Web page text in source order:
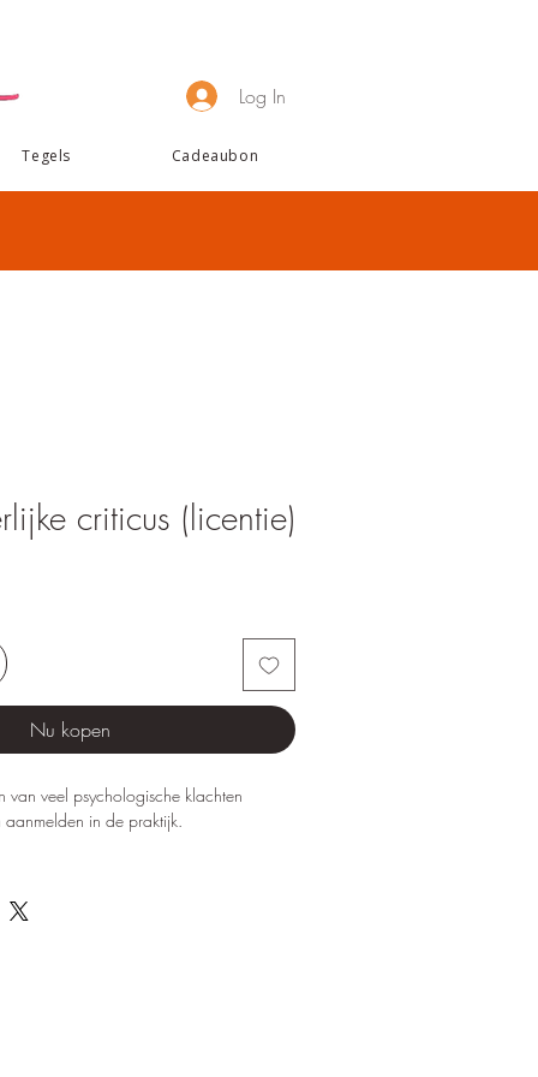
Log In
Tegels Cadeaubon
criticus (licentie)
Nu kopen
van veel psychologische klachten
in de praktijk.
chronische schuldgevoelens en een laag
bijzonder actieve innerlijke criticus.